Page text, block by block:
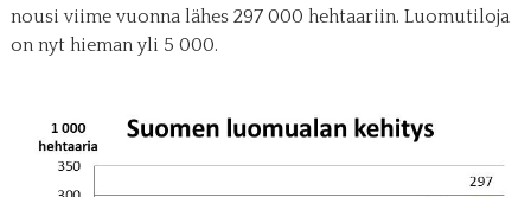
nousi viime vuonna lähes 297 000 hehtaariin. Luomutiloja
on nyt hieman yli 5 000.